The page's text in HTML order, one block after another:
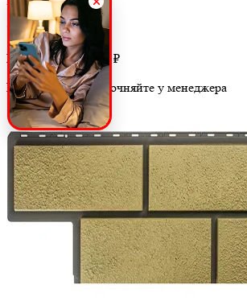
705 ₽ / шт 895 ₽
Цена, м2:303 ₽
385 ₽
Цену и наличие уточняйте у менеджера